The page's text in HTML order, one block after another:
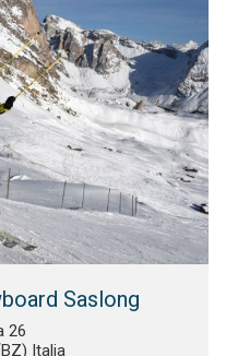
Saslong
26
Italia